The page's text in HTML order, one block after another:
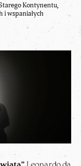
Kontynentu,
i wspaniałych